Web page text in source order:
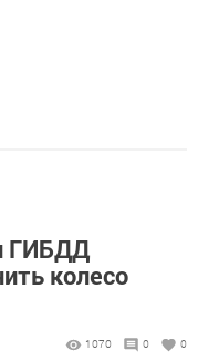
ГИБДД
колесо
1070 0 0